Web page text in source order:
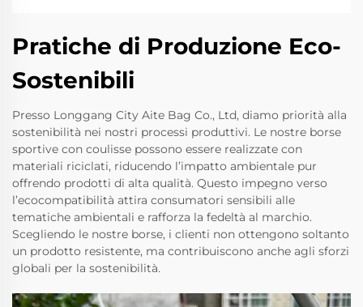
Pratiche di Produzione Eco-
Sostenibili
Presso Longgang City Aite Bag Co., Ltd, diamo priorità alla
sostenibilità nei nostri processi produttivi. Le nostre borse
sportive con coulisse possono essere realizzate con
materiali riciclati, riducendo l’impatto ambientale pur
offrendo prodotti di alta qualità. Questo impegno verso
l’ecocompatibilità attira consumatori sensibili alle
tematiche ambientali e rafforza la fedeltà al marchio.
Scegliendo le nostre borse, i clienti non ottengono soltanto
un prodotto resistente, ma contribuiscono anche agli sforzi
globali per la sostenibilità.